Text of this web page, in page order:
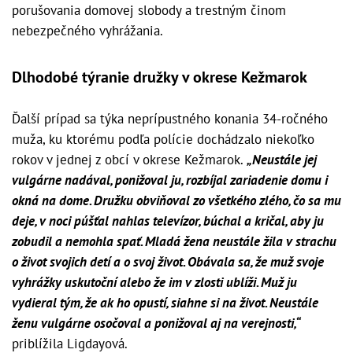
porušovania domovej slobody a trestným činom
nebezpečného vyhrážania.
Dlhodobé týranie družky v okrese Kežmarok
Ďalší prípad sa týka neprípustného konania 34-ročného
muža, ku ktorému podľa polície dochádzalo niekoľko
rokov v jednej z obcí v okrese Kežmarok. „Neustále jej
vulgárne nadával, ponižoval ju, rozbíjal zariadenie domu i
okná na dome. Družku obviňoval zo všetkého zlého, čo sa mu
deje, v noci púšťal nahlas televízor, búchal a kričal, aby ju
zobudil a nemohla spať. Mladá žena neustále žila v strachu
o život svojich detí a o svoj život. Obávala sa, že muž svoje
vyhrážky uskutoční alebo že im v zlosti ublíži. Muž ju
vydieral tým, že ak ho opustí, siahne si na život. Neustále
ženu vulgárne osočoval a ponižoval aj na verejnosti,“
priblížila Ligdayová.